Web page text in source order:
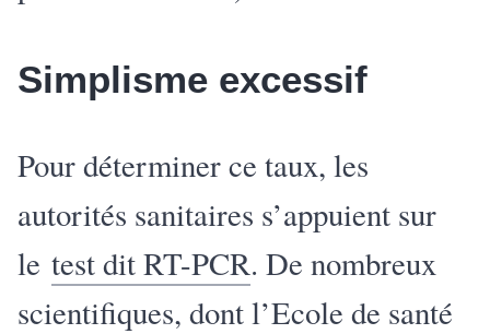
Simplisme excessif
Pour déterminer ce taux, les
autorités sanitaires s’appuient sur
le test dit RT-PCR. De nombreux
scientifiques, dont l’Ecole de santé